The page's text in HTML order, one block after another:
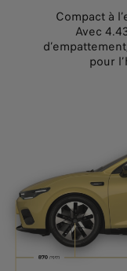
Compact à
Avec
pour